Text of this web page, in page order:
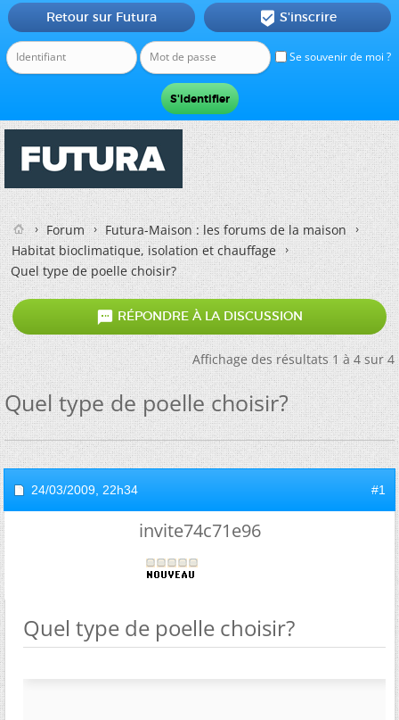
Se souvenir de moi ?
Retour sur Futura  S'inscrire
Forum
Futura-Maison : les forums de la maison
Habitat bioclimatique, isolation et chauffage
Quel type de poelle choisir?
 RÉPONDRE À LA DISCUSSION
Affichage des résultats 1 à 4 sur 4
Quel type de poelle choisir?
24/03/2009, 22h34 #1
invite74c71e96
Quel type de poelle choisir?